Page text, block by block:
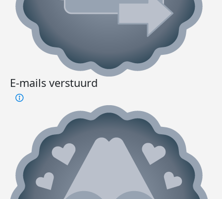
E-mails verstuurd